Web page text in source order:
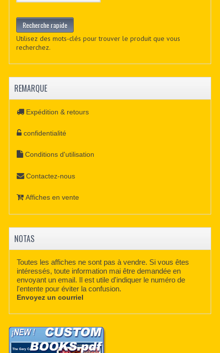
Utilisez des mots-clés pour trouver le produit que vous
recherchez.
REMARQUE
Expédition & retours
confidentialité
Conditions d'utilisation
Contactez-nous
Affiches en vente
NOTAS
Toutes les affiches ne sont pas à vendre. Si vous êtes
intéressés, toute information mai être demandée en
envoyant un email. Il est utile d'indiquer le numéro de
l'entente pour éviter la confusion.
Envoyez un courriel